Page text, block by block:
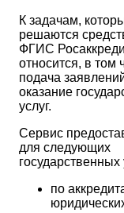
К задачам,
решаются
ФГИС
относится, в том
подача
оказание
услуг.
Сервис
для следующих
государственных
по